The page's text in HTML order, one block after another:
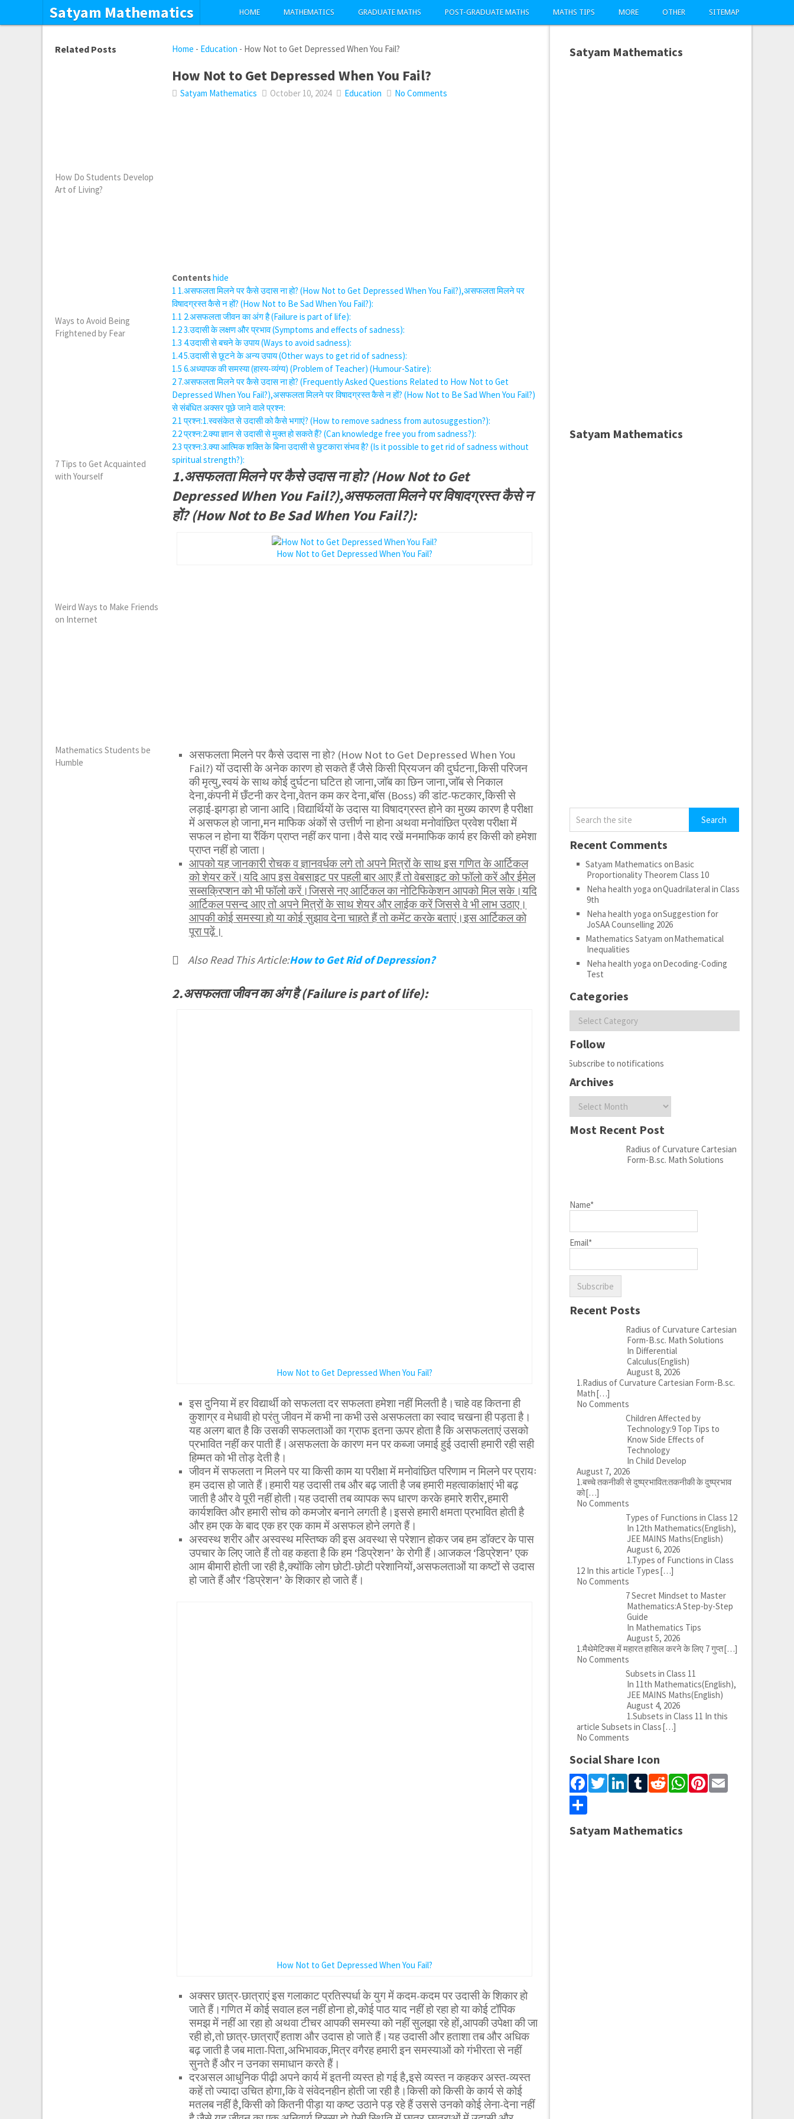
Satyam Mathematics HOME MATHEMATICS GRADUATE MATHS POST-GRADUATE MATHS MATHS TIPS MORE OTHER SITEMAP
Home - Education - How Not to Get Depressed When You Fail?
How Not to Get Depressed When You Fail?
Satyam Mathematics October 10, 2024 Education No Comments
Contentshide
1 1.असफलता मिलने पर कैसे उदास ना हो? (How Not to Get Depressed When You Fail?),असफलता मिलने पर
विषादग्रस्त कैसे न हों? (How Not to Be Sad When You Fail?):
1.1 2.असफलता जीवन का अंग है (Failure is part of life):
1.23.उदासी के लक्षण और प्रभाव (Symptoms and effects of sadness):
1.3 4.उदासी से बचने के उपाय (Ways to avoid sadness):
1.45.उदासी से छूटने के अन्य उपाय (Other ways to get rid of sadness):
1.5 6.अध्यापक की समस्या (हास्य-व्यंग्य) (Problem of Teacher) (Humour-Satire):
2 7.असफलता मिलने पर कैसे उदास ना हो? (Frequently Asked Questions Related to How Not to Get
Depressed When You Fail?),असफलता मिलने पर विषादग्रस्त कैसे न हों? (How Not to Be Sad When You Fail?)
से संबंधित अक्सर पूछे जाने वाले प्रश्न:
2.1 प्रश्न:1.स्वसंकेत से उदासी को कैसे भगाएं? (How to remove sadness from autosuggestion?):
2.2प्रश्न:2.क्या ज्ञान से उदासी से मुक्त हो सकते हैं? (Can knowledge free you from sadness?):
2.3 प्रश्न:3.क्या आत्मिक शक्ति के बिना उदासी से छुटकारा संभव है? (Is it possible to get rid of sadness without
spiritual strength?):
1.असफलता मिलने पर कैसे उदास ना हो? (How Not to Get
Depressed When You Fail?),असफलता मिलने पर विषादग्रस्त कैसे न
हों? (How Not to Be Sad When You Fail?):
How Not to Get Depressed When You Fail?
असफलता मिलने पर कैसे उदास ना हो? (How Not to Get Depressed When You
Fail?) यों उदासी के अनेक कारण हो सकते हैं जैसे किसी प्रियजन की दुर्घटना,किसी परिजन
की मृत्यु,स्वयं के साथ कोई दुर्घटना घटित हो जाना,जाॅब का छिन जाना,जाॅब से निकाल
देना,कंपनी में छँटनी कर देना,वेतन कम कर देना,बाॅस (Boss) की डांट-फटकार,किसी से
लड़ाई-झगड़ा हो जाना आदि।विद्यार्थियों के उदास या विषादग्रस्त होने का मुख्य कारण है परीक्षा
में असफल हो जाना,मन माफिक अंकों से उत्तीर्ण ना होना अथवा मनोवांछित प्रवेश परीक्षा में
सफल न होना या रैंकिंग प्राप्त नहीं कर पाना।वैसे याद रखें मनमाफिक कार्य हर किसी को हमेशा
प्राप्त नहीं हो जाता।
आपको यह जानकारी रोचक व ज्ञानवर्धक लगे तो अपने मित्रों के साथ इस गणित के आर्टिकल
को शेयर करें।यदि आप इस वेबसाइट पर पहली बार आए हैं तो वेबसाइट को फॉलो करें और ईमेल
सब्सक्रिप्शन को भी फॉलो करें।जिससे नए आर्टिकल का नोटिफिकेशन आपको मिल सके।यदि
आर्टिकल पसन्द आए तो अपने मित्रों के साथ शेयर और लाईक करें जिससे वे भी लाभ उठाए।
आपकी कोई समस्या हो या कोई सुझाव देना चाहते हैं तो कमेंट करके बताएं।इस आर्टिकल को
पूरा पढ़ें।
Also Read This Article:How to Get Rid of Depression?
2.असफलता जीवन का अंग है (Failure is part of life):
How Not to Get Depressed When You Fail?
इस दुनिया में हर विद्यार्थी को सफलता दर सफलता हमेशा नहीं मिलती है।चाहे वह कितना ही
कुशाग्र व मेधावी हो परंतु जीवन में कभी ना कभी उसे असफलता का स्वाद चखना ही पड़ता है।
यह अलग बात है कि उसकी सफलताओं का ग्राफ इतना ऊपर होता है कि असफलताएं उसको
प्रभावित नहीं कर पाती हैं।असफलता के कारण मन पर कब्जा जमाई हुई उदासी हमारी रही सही
हिम्मत को भी तोड़ देती है।
जीवन में सफलता न मिलने पर या किसी काम या परीक्षा में मनोवांछित परिणाम न मिलने पर प्रायः
हम उदास हो जाते हैं।हमारी यह उदासी तब और बढ़ जाती है जब हमारी महत्वाकांक्षाएं भी बढ़
जाती है और वे पूरी नहीं होती।यह उदासी तब व्यापक रूप धारण करके हमारे शरीर,हमारी
कार्यशक्ति और हमारी सोच को कमजोर बनाने लगती है।इससे हमारी क्षमता प्रभावित होती है
और हम एक के बाद एक हर एक काम में असफल होने लगते हैं।
अस्वस्थ शरीर और अस्वस्थ मस्तिष्क की इस अवस्था से परेशान होकर जब हम डॉक्टर के पास
उपचार के लिए जाते हैं तो वह कहता है कि हम ‘डिप्रेशन’ के रोगी हैं।आजकल ‘डिप्रेशन’ एक
आम बीमारी होती जा रही है,क्योंकि लोग छोटी-छोटी परेशानियों,असफलताओं या कष्टों से उदास
हो जाते हैं और ‘डिप्रेशन’ के शिकार हो जाते हैं।
How Not to Get Depressed When You Fail?
अक्सर छात्र-छात्राएं इस गलाकाट प्रतिस्पर्धा के युग में कदम-कदम पर उदासी के शिकार हो
जाते हैं।गणित में कोई सवाल हल नहीं होना हो,कोई पाठ याद नहीं हो रहा हो या कोई टॉपिक
समझ में नहीं आ रहा हो अथवा टीचर आपकी समस्या को नहीं सुलझा रहे हों,आपकी उपेक्षा की जा
रही हो,तो छात्र-छात्राएँ हताश और उदास हो जाते हैं।यह उदासी और हताशा तब और अधिक
बढ़ जाती है जब माता-पिता,अभिभावक,मित्र वगैरह हमारी इन समस्याओं को गंभीरता से नहीं
सुनते हैं और न उनका समाधान करते हैं।
दरअसल आधुनिक पीढ़ी अपने कार्य में इतनी व्यस्त हो गई है,इसे व्यस्त न कहकर अस्त-व्यस्त
कहें तो ज्यादा उचित होगा,कि वे संवेदनहीन होती जा रही है।किसी को किसी के कार्य से कोई
मतलब नहीं है,किसी को कितनी पीड़ा या कष्ट उठाने पड़ रहे हैं उससे उनको कोई लेना-देना नहीं
Related Posts
How Do Students Develop
Art of Living?
Ways to Avoid Being
Frightened by Fear
7 Tips to Get Acquainted
with Yourself
Weird Ways to Make Friends
on Internet
Mathematics Students be
Humble
Satyam Mathematics
Satyam Mathematics
Recent Comments
Satyam Mathematics onBasic
Proportionality Theorem Class 10
Neha health yoga onQuadrilateral in Class
9th
Neha health yoga onSuggestion for
JoSAA Counselling 2026
Mathematics Satyam onMathematical
Inequalities
Neha health yoga onDecoding-Coding
Test
Categories
Categories
Follow
Subscribe to notifications
Archives
Archives
Most Recent Post
Radius of Curvature Cartesian
Form-B.sc. Math Solutions
Name*
Email*
Recent Posts
Radius of Curvature Cartesian
Form-B.sc. Math Solutions
In Differential
Calculus(English)
August 8, 2026
1.Radius of Curvature Cartesian Form-B.sc.
Math[…]
No Comments
Children Affected by
Technology:9 Top Tips to
Know Side Effects of
Technology
In Child Develop
August 7, 2026
1.बच्चे तकनीकी से दुष्प्रभावित:तकनीकी के दुष्प्रभाव
को[…]
No Comments
Types of Functions in Class 12
In 12th Mathematics(English),
JEE MAINS Maths(English)
August 6, 2026
1.Types of Functions in Class
12 In this article Types[…]
No Comments
7 Secret Mindset to Master
Mathematics:A Step-by-Step
Guide
In Mathematics Tips
August 5, 2026
1.मैथेमेटिक्स में महारत हासिल करने के लिए 7 गुप्त[…]
No Comments
Subsets in Class 11
In 11th Mathematics(English),
JEE MAINS Maths(English)
August 4, 2026
1.Subsets in Class 11 In this
article Subsets in Class[…]
No Comments
Social Share Icon
Facebook
Twitter
LinkedIn
Tumblr
Reddit
WhatsApp
Pinterest
Email
Share
Satyam Mathematics